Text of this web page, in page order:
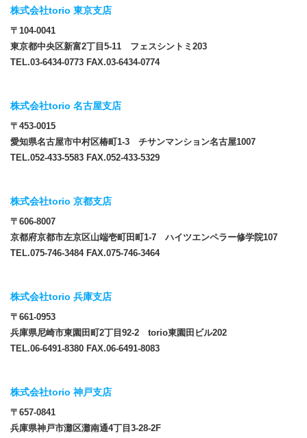
株式会社torio 東京支店
〒104-0041
東京都中央区新富2丁目5-11 フェスシントミ203
TEL.03-6434-0773 FAX.03-6434-0774
株式会社torio 名古屋支店
〒453-0015
愛知県名古屋市中村区椿町1-3 チサンマンション名古屋1007
TEL.052-433-5583 FAX.052-433-5329
株式会社torio 京都支店
〒606-8007
京都府京都市左京区山端壱町田町1-7 ハイツエンペラー修学院107
TEL.075-746-3484 FAX.075-746-3464
株式会社torio 兵庫支店
〒661-0953
兵庫県尼崎市東園田町2丁目92-2 torio東園田ビル202
TEL.06-6491-8380 FAX.06-6491-8083
株式会社torio 神戸支店
〒657-0841
兵庫県神戸市灘区灘南通4丁目3-28-2F